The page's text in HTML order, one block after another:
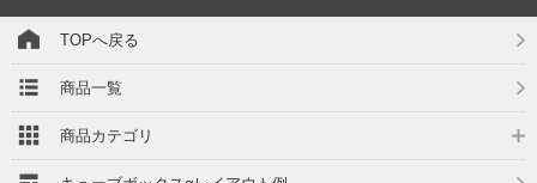
TOPへ戻る
商品一覧
商品カテゴリ